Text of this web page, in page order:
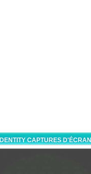
IDENTITY CAPTURES D'ÉCRAN